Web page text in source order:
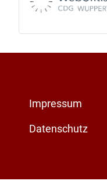
Impressum
Datenschutz